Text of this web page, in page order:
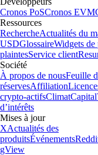
Cronos PoSCronos EVM
Ressources
RechercheActualités du
USDGlossaireWidgets de
plaintesService client
Société
À propos de nousFeuille
réservesAffiliation
crypto-actifsClimatCapital
d’intérêts
Mises à jour
XActualités des
produitsÉvénements
gView